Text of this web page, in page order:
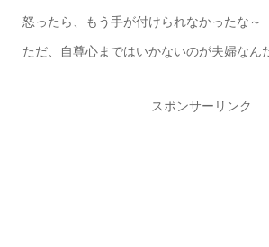
怒ったら、もう手が付けられなかったな～
ただ、自尊心まではいかないのが夫婦なん
スポンサーリンク